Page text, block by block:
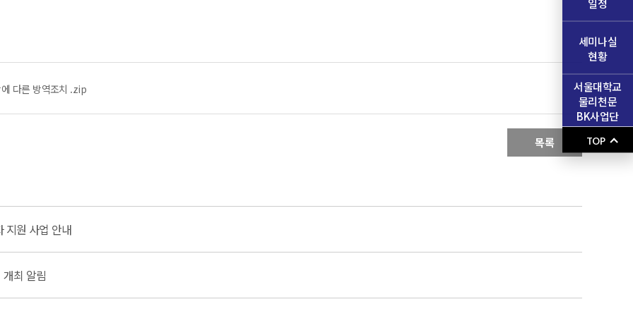
다른 방역조치 .zip
목록
지원 사업 안내
최 알림
세미나실
현황
서울대학교
물리천문
BK사업단
TOP